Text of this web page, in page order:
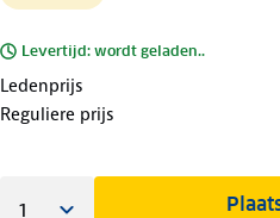
Levertijd: wordt geladen..
Ledenprijs
Reguliere prijs